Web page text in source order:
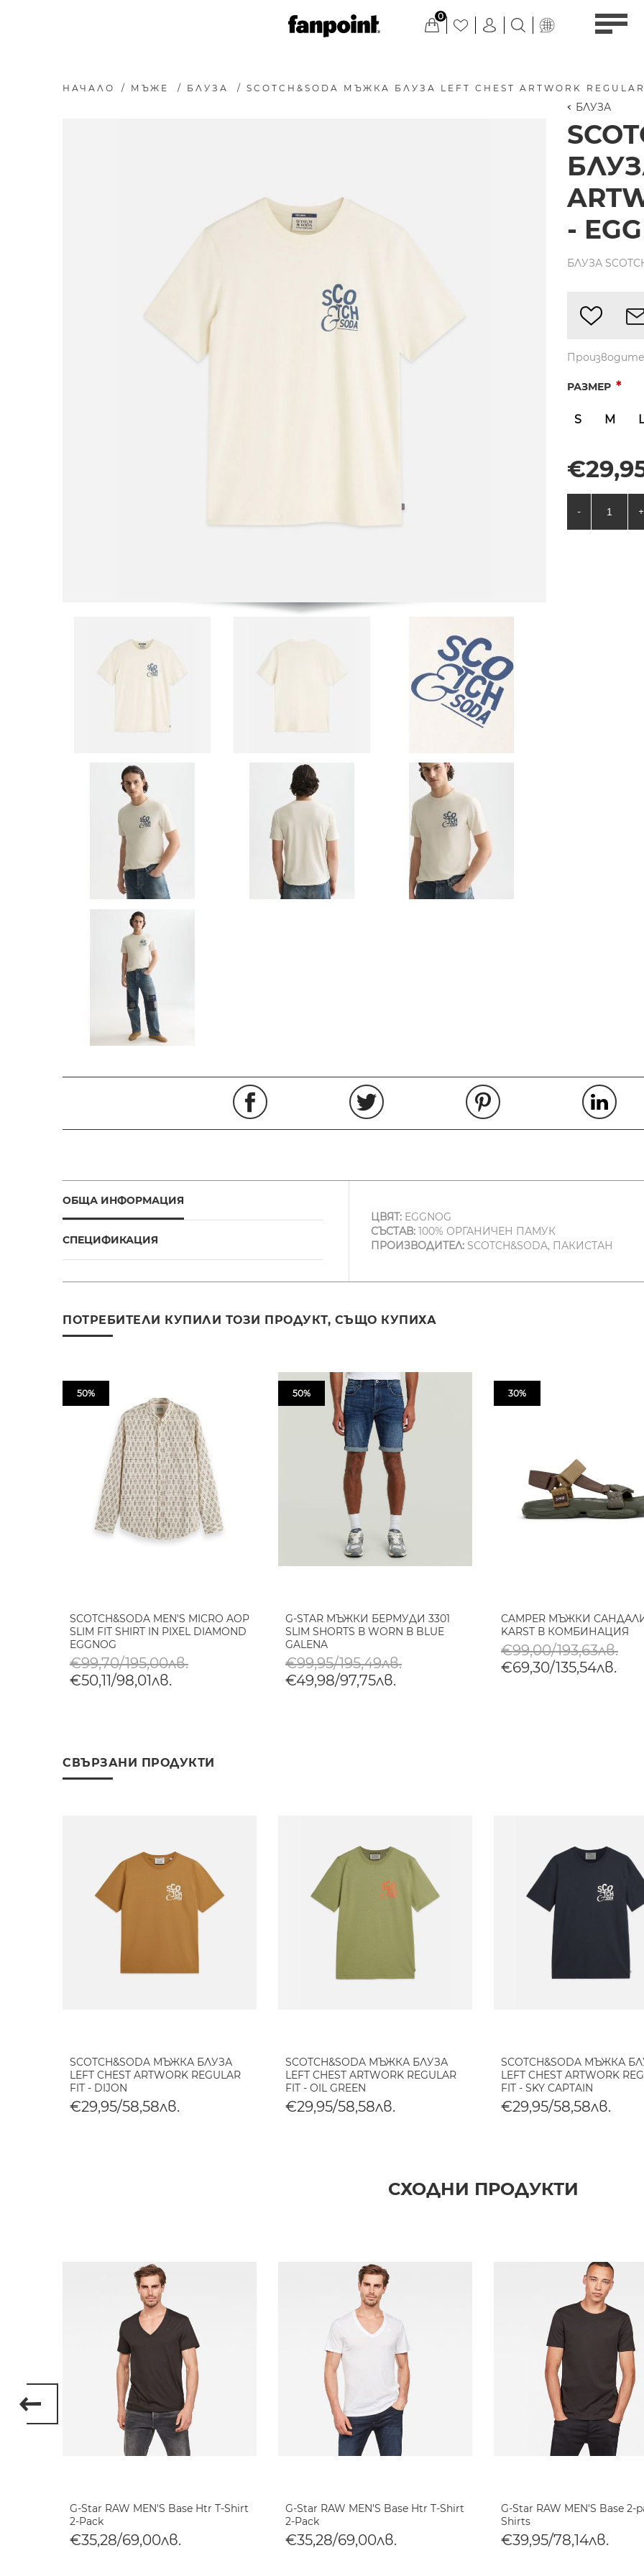
0
НАЧАЛО / МЪЖЕ / БЛУЗА / SCOTCH&SODA МЪЖКА БЛУЗА LEFT CHEST ARTWORK
БЛУЗА
-
БЛУЗА
РАЗМЕР *
S M L
- +
ОБЩА ИНФОРМАЦИЯ
СПЕЦИФИКАЦИЯ
ЦВЯТ:EGGNOG
СЪСТАВ:100% ОРГАНИЧЕН ПАМУК
ПРОИЗВОДИТЕЛ:SCOTCH&SODA, ПАКИСТАН
ПОТРЕБИТЕЛИ КУПИЛИ ТОЗИ ПРОДУКТ, СЪЩО КУПИХА
50%
SCOTCH&SODA MEN'S MICRO AOP
SLIM FIT SHIRT IN PIXEL DIAMOND
EGGNOG
€99,70/195,00лв.
€50,11/98,01лв.
50%
G-STAR МЪЖКИ БЕРМУДИ 3301
SLIM SHORTS В WORN В BLUE
GALENA
€99,95/195,49лв.
€49,98/97,75лв.
30%
CAMPER МЪЖКИ
KARST В КОМБИНАЦИЯ
€99,00/193,63лв.
€69,30/135,54лв.
СВЪРЗАНИ ПРОДУКТИ
SCOTCH&SODA МЪЖКА БЛУЗА
LEFT CHEST ARTWORK REGULAR
FIT - DIJON
€29,95/58,58лв.
SCOTCH&SODA МЪЖКА БЛУЗА
LEFT CHEST ARTWORK REGULAR
FIT - OIL GREEN
€29,95/58,58лв.
SCOTCH&SODA МЪЖКА
LEFT CHEST ARTWORK
FIT - SKY CAPTAIN
€29,95/58,58лв.
СХОДНИ ПРОДУКТИ
G-Star RAW MEN'S Base Htr T-Shirt
2-Pack
€35,28/69,00лв.
G-Star RAW MEN'S Base Htr T-Shirt
2-Pack
€35,28/69,00лв.
G-Star RAW MEN'S Base 2-
Shirts
€39,95/78,14лв.